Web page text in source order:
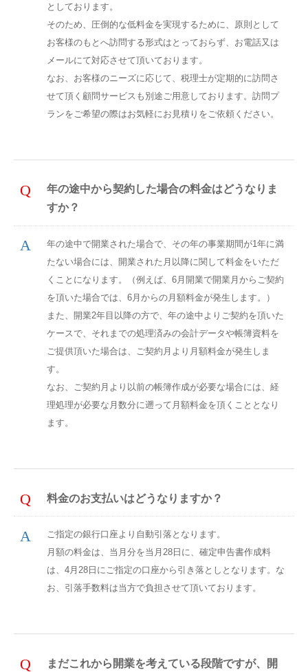
としております。
そのため、圧倒的な低料金を実現するために、原則として
お客様のもとへ訪問する形式はとっておらず、お電話又は
メールにて対応させて頂いております。
なお、お客様のニーズに応じて、税理士が定期的に訪問さ
せて頂く顧問サービスも別途ご用意しております。訪問プ
ランをご希望の際はお気軽にお見積りをご依頼ください。
年の途中から契約した場合の料金はどうなりま
すか？
年の途中で開業された場合で、その年の事業期間が1年に満
たない場合には、開業された月以降に関して料金をいただ
くことになります。（例えば、6月開業で開業月からご契約
を頂いた場合では、6月からの月額料金が発生します。）
また、開業2年目以降の方で、年の途中よりご契約を頂いた
ケースで、それまでの処理済みの会計データや帳簿資料を
ご提供頂いた場合は、ご契約月より月額料金が発生しま
す。
なお、ご契約月より以前の帳簿作成が必要な場合には、経
理処理が必要な月数分に遡って月額料金を頂くこととなり
ます。
料金のお支払いはどうなりますか？
ご指定の銀行口座より自動引落となります。
月額の料金は、当月分を当月28日に、確定申告書作成料
は、4月28日にご指定の口座から引き落としとなります。な
お、引落手数料は当方で負担させて頂いております。
まだこれから開業を考えている段階ですが、開